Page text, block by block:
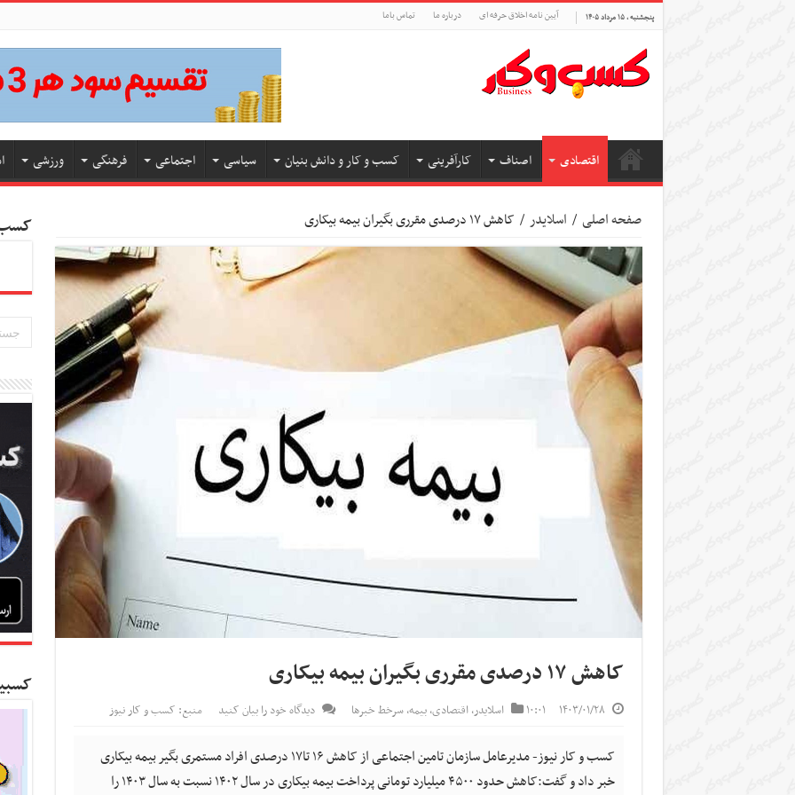
پنجشنبه , ۱۵ مرداد ۱۴۰۵ آیین نامه اخلاق حرفه ای درباره ما تماس باما
اقتصادی اصناف کارآفرینی کسب و کار و دانش بنیان سیاسی اجتماعی فرهنگی ورزشی
صفحه اصلی / اسلایدر / کاهش ۱۷ درصدی مقرری بگیران بیمه بیکاری
کاهش ۱۷ درصدی مقرری بگیران بیمه بیکاری
۱۴۰۳/۰۱/۲۸ ۱۰:۰۱ اسلایدر,اقتصادی,بیمه,سرخط خبرها دیدگاه خود را بیان کنید منبع: کسب و کار نیوز
کسب و کار نیوز- مدیرعامل سازمان تامین اجتماعی از کاهش ۱۶ تا۱۷ درصدی افراد مستمری بگیر بیمه بیکاری
خبر داد و گفت:کاهش حدود ۴۵۰۰ میلیارد تومانی پرداخت بیمه بیکاری در سال ۱۴۰۲ نسبت به سال ۱۴۰۳ را
کسب